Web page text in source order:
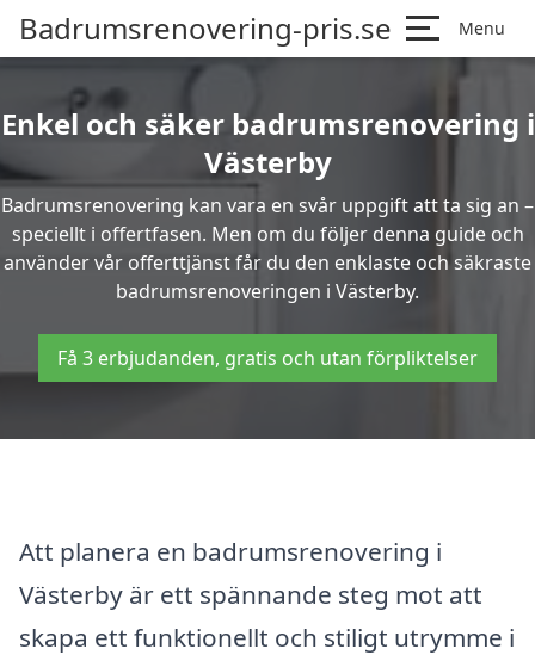
Badrumsrenovering-pris.se Menu
Enkel och säker badrumsrenovering i
Västerby
Badrumsrenovering kan vara en svår uppgift att ta sig an –
speciellt i offertfasen. Men om du följer denna guide och
använder vår offerttjänst får du den enklaste och säkraste
badrumsrenoveringen i Västerby.
Få 3 erbjudanden, gratis och utan förpliktelser
Att planera en badrumsrenovering i
Västerby är ett spännande steg mot att
skapa ett funktionellt och stiligt utrymme i